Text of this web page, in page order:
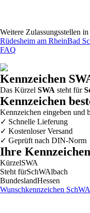
Weitere Zulassungsstellen in
Rüdesheim am RheinBad
FAQ
Kennzeichen
Das Kürzel SWA steht für
Kennzeichen
Kennzeichen eingeben und
✓ Schnelle Lieferung
✓ Kostenloser Versand
✓ Geprüft nach DIN-Norm
Ihre
KürzelSWA
Steht fürSchWAlbach
BundeslandHessen
Wunschkennzeichen